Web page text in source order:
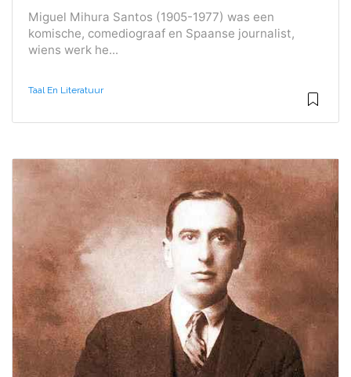
Miguel Mihura Santos (1905-1977) was een
komische, comediograaf en Spaanse journalist,
wiens werk he...
Taal En Literatuur